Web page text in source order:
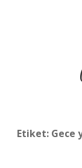
Etiket: Gece